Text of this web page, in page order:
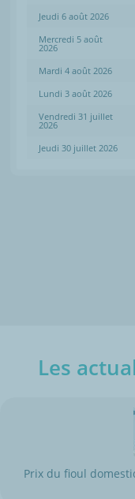
Jeudi 6 août 2026
Mercredi 5 août
2026
Mardi 4 août 2026
Lundi 3 août 2026
Vendredi 31 juillet
2026
Jeudi 30 juillet 2026
Les
Prix du fioul